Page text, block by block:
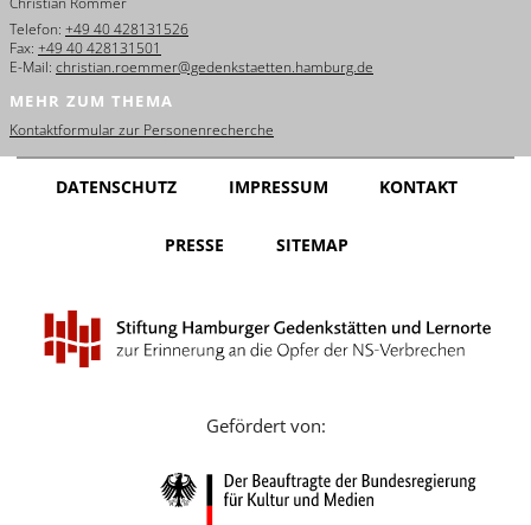
Français
Dansk
Español
Nederlands
Português
Русский
Telefon: +49 40 428131526
Fax: +49 40 428131501
E-Mail: christian.roemmer@gedenkstaetten.hamburg.de
MEHR ZUM THEMA
Kontaktformular zur Personenrecherche
DATENSCHUTZ IMPRESSUM KONTAKT
PRESSE SITEMAP
Gefördert von: